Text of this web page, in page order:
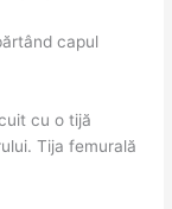
capul
cu o tijă
Tija femurală